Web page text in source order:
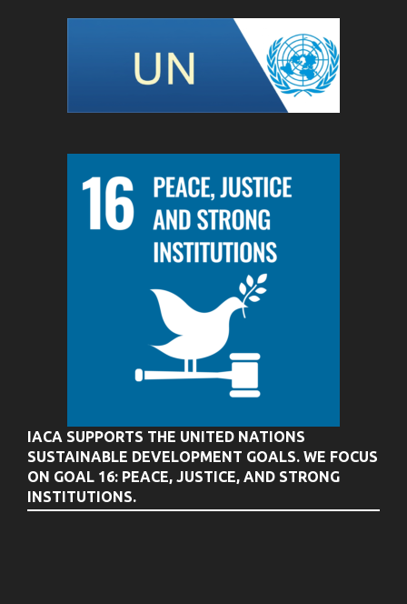
IACA SUPPORTS THE UNITED NATIONS
SUSTAINABLE DEVELOPMENT GOALS. WE FOCUS
ON GOAL 16: PEACE, JUSTICE, AND STRONG
INSTITUTIONS.